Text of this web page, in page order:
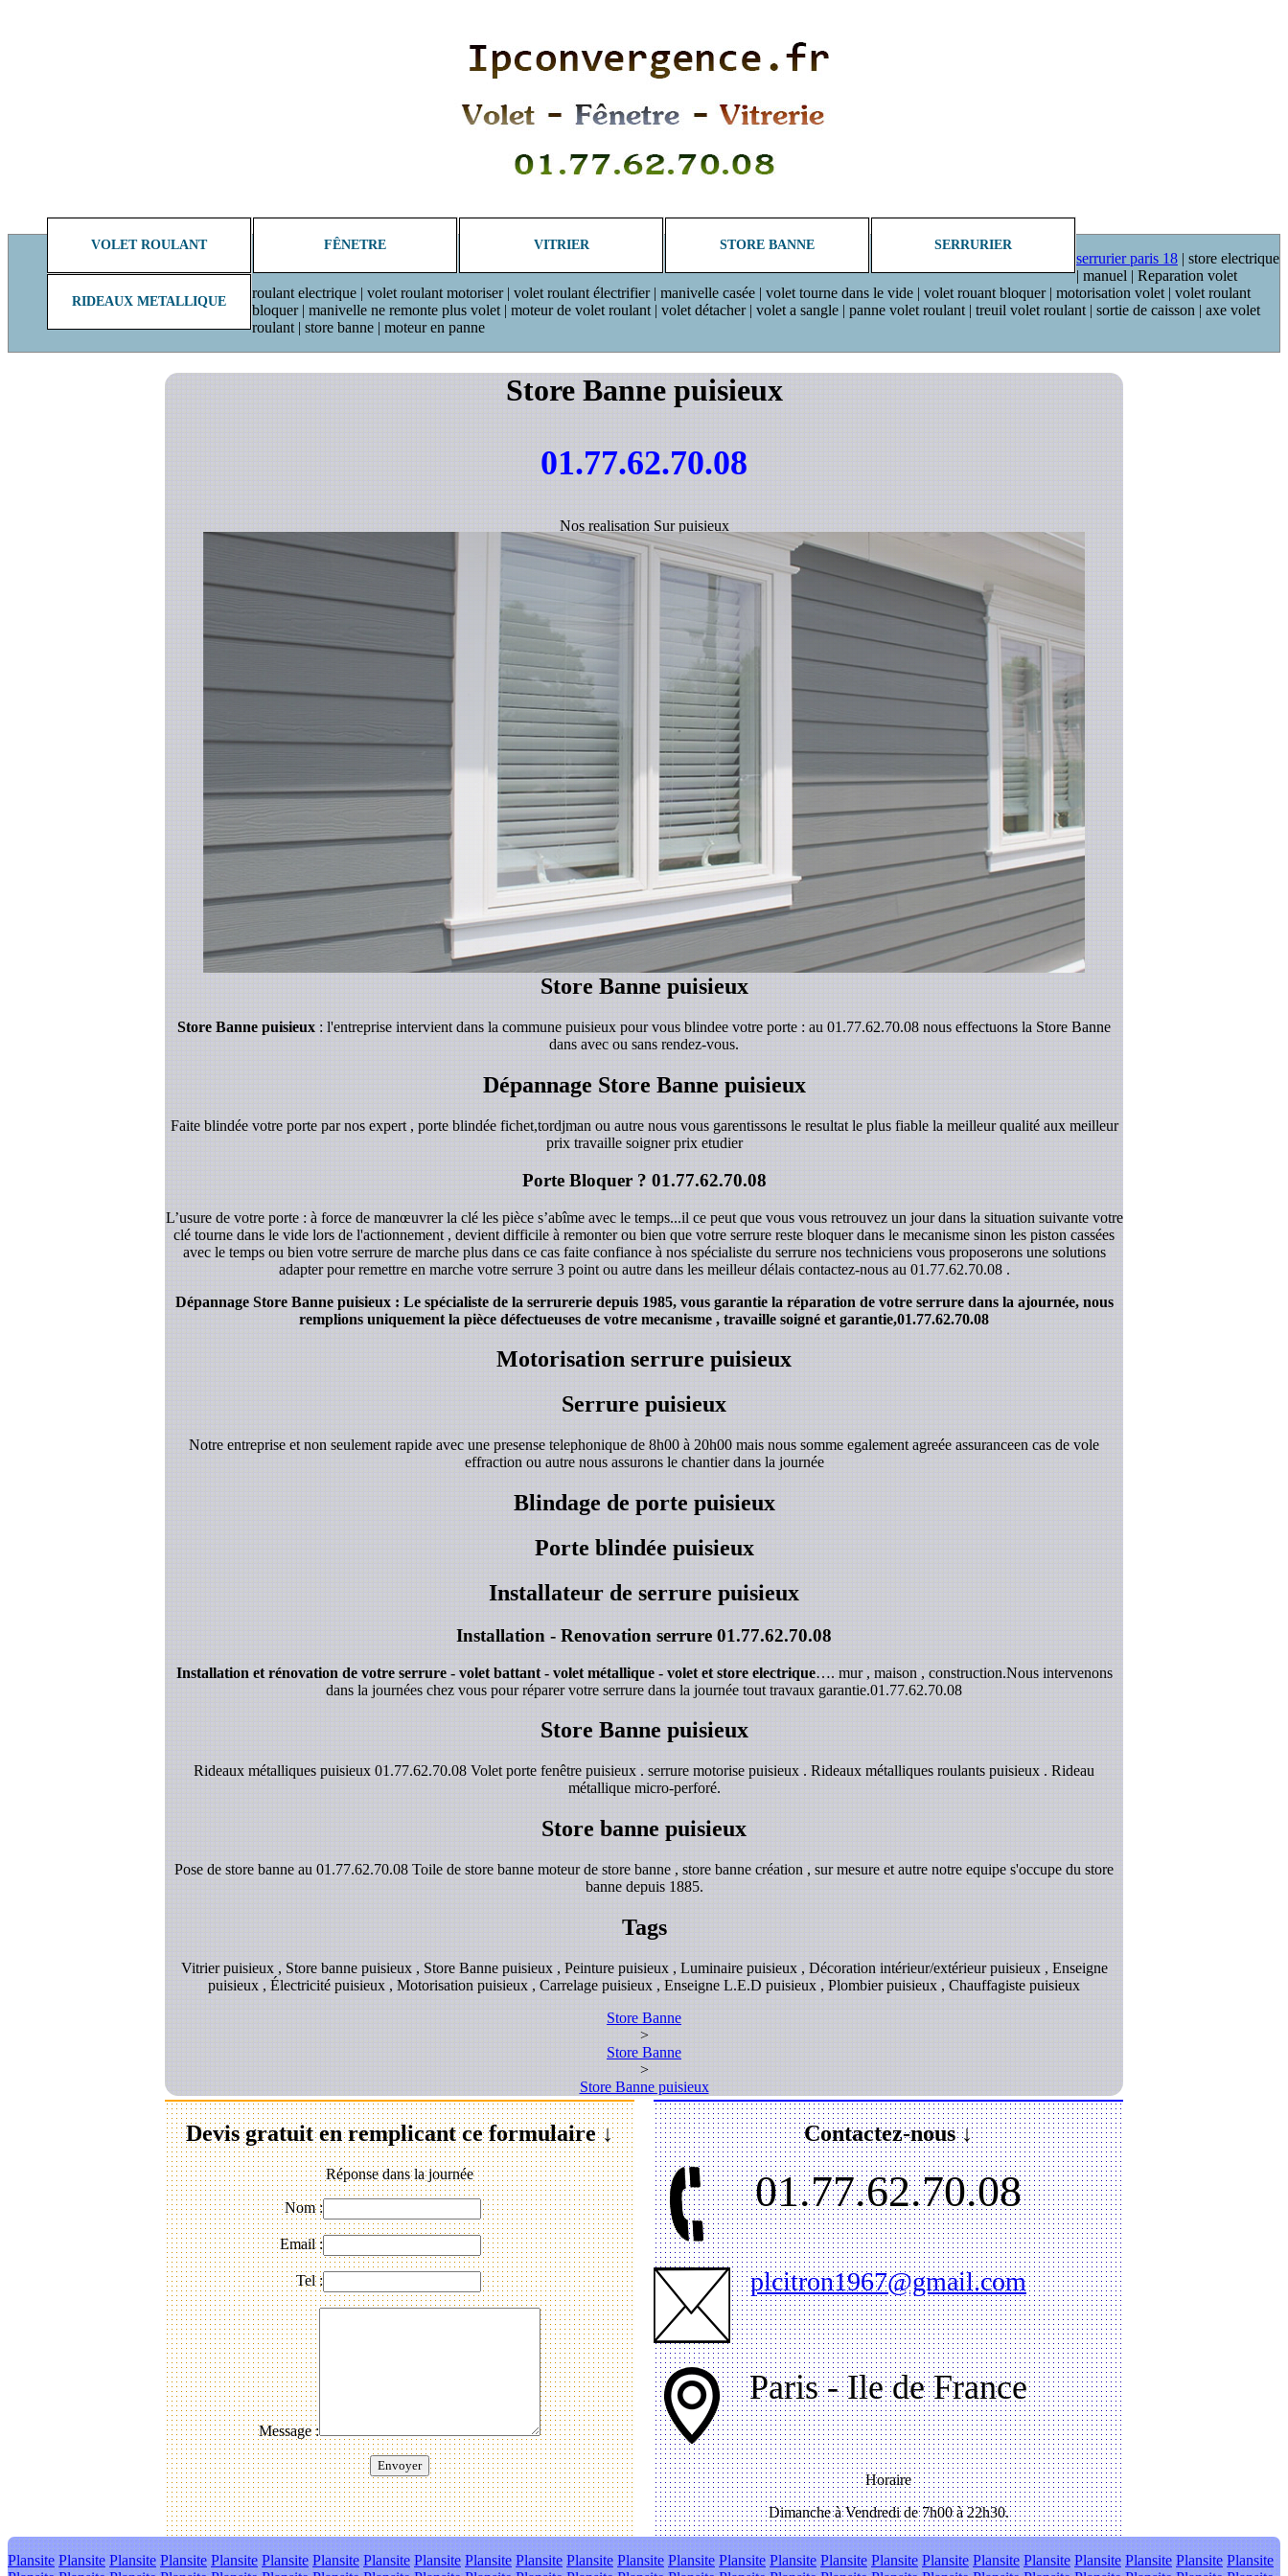
VOLET ROULANT FÊNETRE VITRIER STORE BANNE SERRURIER
RIDEAUX METALLIQUE
serrurier paris 18 | store electrique
| manuel | Reparation volet
roulant electrique | volet roulant motoriser | volet roulant électrifier | manivelle casée | volet tourne dans le vide | volet rouant bloquer | motorisation volet | volet roulant
bloquer | manivelle ne remonte plus volet | moteur de volet roulant | volet détacher | volet a sangle | panne volet roulant | treuil volet roulant | sortie de caisson | axe volet
roulant | store banne | moteur en panne
Store Banne puisieux
01.77.62.70.08
Nos realisation Sur puisieux
Store Banne puisieux
Store Banne puisieux: l'entreprise intervient dans la commune puisieux pour vous blindee votre porte : au 01.77.62.70.08 nous effectuons la Store Banne
dans avec ou sans rendez-vous.
Dépannage Store Banne puisieux
Faite blindée votre porte par nos expert , porte blindée fichet,tordjman ou autre nous vous garentissons le resultat le plus fiable la meilleur qualité aux meilleur
prix travaille soigner prix etudier
Porte Bloquer ?01.77.62.70.08
L’usure de votre porte : à force de manœuvrer la clé les pièce s’abîme avec le temps...il ce peut que vous vous retrouvez un jour dans la situation suivante votre
clé tourne dans le vide lors de l'actionnement , devient difficile à remonter ou bien que votre serrure reste bloquer dans le mecanisme sinon les piston cassées
avec le temps ou bien votre serrure de marche plus dans ce cas faite confiance à nos spécialiste du serrure nos techniciens vous proposerons une solutions
adapter pour remettre en marche votre serrure 3 point ou autre dans les meilleur délais contactez-nous au01.77.62.70.08.
Dépannage Store Banne puisieux : Le spécialiste de la serrurerie depuis 1985, vous garantie la réparation de votre serrure dans la ajournée, nous
remplions uniquement la pièce défectueuses de votre mecanisme , travaille soigné et garantie,01.77.62.70.08
Motorisation serrure puisieux
Serrure puisieux
Notre entreprise et non seulement rapide avec une presense telephonique de 8h00 à 20h00 mais nous somme egalement agreée assuranceen cas de vole
effraction ou autre nous assurons le chantier dans la journée
Blindage de porte puisieux
Porte blindée puisieux
Installateur de serrure puisieux
Installation - Renovation serrure01.77.62.70.08
Installation et rénovation de votre serrure - volet battant - volet métallique - volet et store electrique…. mur , maison , construction.Nous intervenons
dans la journées chez vous pour réparer votre serrure dans la journée tout travaux garantie.01.77.62.70.08
Store Banne puisieux
Rideaux métalliques puisieux 01.77.62.70.08 Volet porte fenêtre puisieux . serrure motorise puisieux . Rideaux métalliques roulants puisieux . Rideau
métallique micro-perforé.
Store banne puisieux
Pose de store banne au 01.77.62.70.08 Toile de store banne moteur de store banne , store banne création , sur mesure et autre notre equipe s'occupe du store
banne depuis 1885.
Tags
Vitrier puisieux , Store banne puisieux , Store Banne puisieux , Peinture puisieux , Luminaire puisieux , Décoration intérieur/extérieur puisieux , Enseigne
puisieux , Électricité puisieux , Motorisation puisieux , Carrelage puisieux , Enseigne L.E.D puisieux , Plombier puisieux , Chauffagiste puisieux
Store Banne
>
Store Banne
>
Store Banne puisieux
Devis gratuit en remplicant ce formulaire ↓
Réponse dans la journée
Nom :
Email :
Tel :
Message :
Contactez-nous ↓
01.77.62.70.08
plcitron1967@gmail.com
Paris - Ile de France
Horaire
Dimanche à Vendredi de 7h00 à 22h30.
Plansite Plansite Plansite Plansite Plansite Plansite Plansite Plansite Plansite Plansite Plansite Plansite Plansite Plansite Plansite Plansite Plansite Plansite Plansite Plansite Plansite Plansite Plansite Plansite Plansite